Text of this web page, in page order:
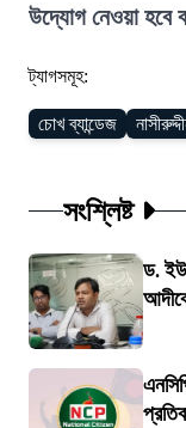
উদ্যোগ নেওয়া হবে
ট্যাগসমূহ:
চোখ ব্যান্ডেজ
সংশ্লিষ্ট
ড.